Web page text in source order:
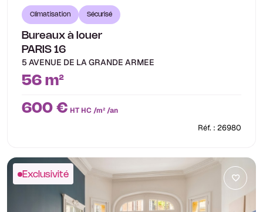
Climatisation Sécurisé
Bureaux à louer
PARIS 16
5 AVENUE DE LA GRANDE ARMEE
56 m²
600 € HT HC /m² /an
Réf. : 26980
Exclusivité